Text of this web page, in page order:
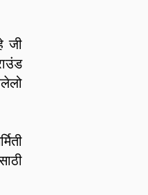
जी